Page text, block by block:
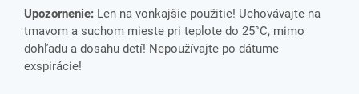
Upozornenie: Len na vonkajšie použitie! Uchovávajte na
tmavom a suchom mieste pri teplote do 25°C, mimo
dohľadu a dosahu detí! Nepoužívajte po dátume
exspirácie!